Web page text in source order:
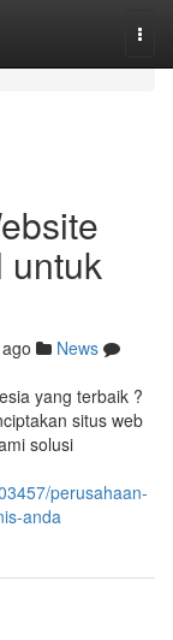
untuk
News
yang terbaik ?
situs web
solusi
perusahaan-
anda